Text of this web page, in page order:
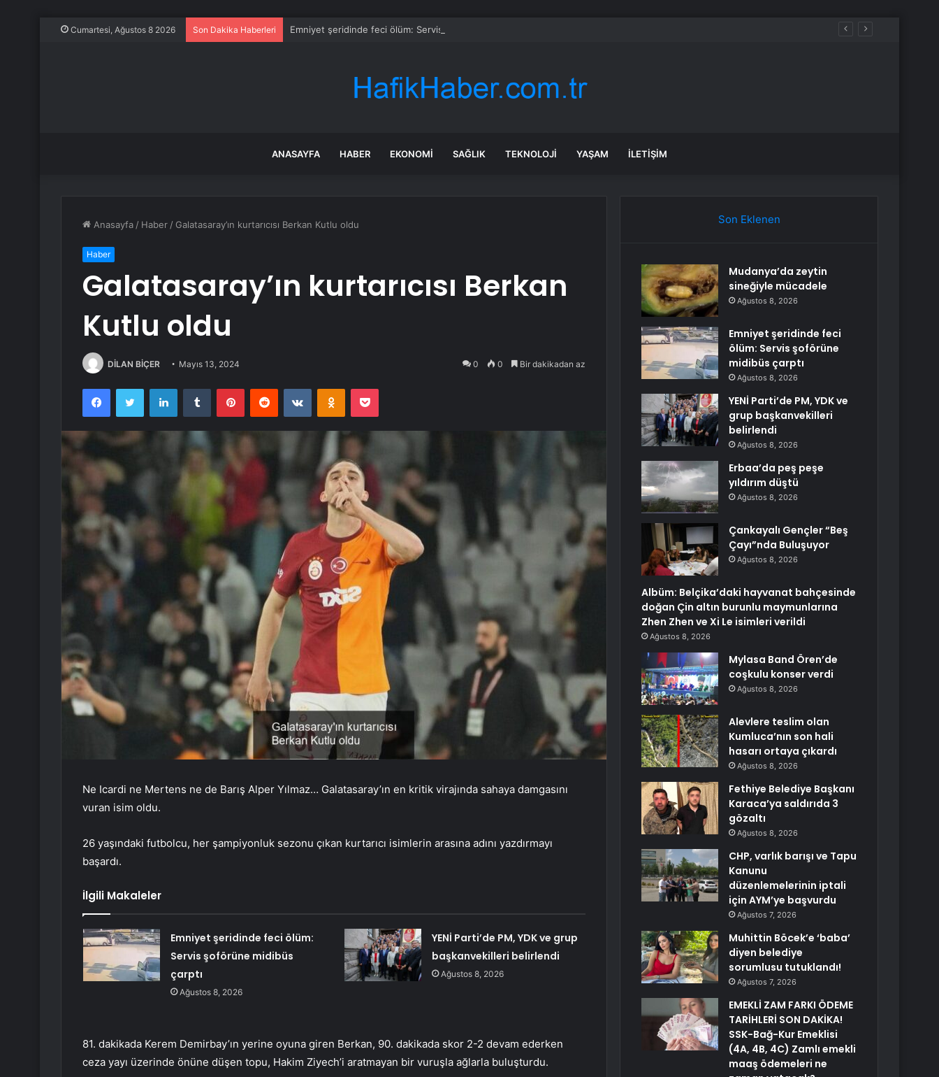
Cumartesi, Ağustos 8 2026 Son Dakika Haberleri Emniyet şeridinde feci ölüm: Servis şoförüne midibüs çarptı
ANASAYFA HABER EKONOMI SAĞLIK TEKNOLOJI YAŞAM İLETIŞIM
Anasayfa / Haber / Galatasaray’ın kurtarıcısı Berkan Kutlu oldu
Haber
Galatasaray’ın kurtarıcısı Berkan
Kutlu oldu
DİLAN BİÇER Mayıs 13, 2024 0 0 Bir dakikadan az
FacebookTwitter LinkedInTumblr PinterestReddit VKontakteOdnoklassniki
Pocket
Ne Icardi ne Mertens ne de Barış Alper Yılmaz… Galatasaray’ın en kritik virajında sahaya damgasını
vuran isim oldu.
26 yaşındaki futbolcu, her şampiyonluk sezonu çıkan kurtarıcı isimlerin arasına adını yazdırmayı
başardı.
İlgili Makaleler
Emniyet şeridinde feci ölüm:
Servis şoförüne midibüs
çarptı
Ağustos 8, 2026
YENİ Parti’de PM, YDK ve grup
başkanvekilleri belirlendi
Ağustos 8, 2026
81. dakikada Kerem Demirbay’ın yerine oyuna giren Berkan, 90. dakikada skor 2-2 devam ederken
ceza yayı üzerinde önüne düşen topu, Hakim Ziyech’i aratmayan bir vuruşla ağlarla buluşturdu.
Son Eklenen
Mudanya’da zeytin
sineğiyle mücadele
Ağustos 8, 2026
Emniyet şeridinde feci
ölüm: Servis şoförüne
midibüs çarptı
Ağustos 8, 2026
YENİ Parti’de PM, YDK ve
grup başkanvekilleri
belirlendi
Ağustos 8, 2026
Erbaa’da peş peşe
yıldırım düştü
Ağustos 8, 2026
Çankayalı Gençler “Beş
Çayı”nda Buluşuyor
Ağustos 8, 2026
Albüm: Belçika’daki hayvanat bahçesinde
doğan Çin altın burunlu maymunlarına
Zhen Zhen ve Xi Le isimleri verildi
Ağustos 8, 2026
Mylasa Band Ören’de
coşkulu konser verdi
Ağustos 8, 2026
Alevlere teslim olan
Kumluca’nın son hali
hasarı ortaya çıkardı
Ağustos 8, 2026
Fethiye Belediye Başkanı
Karaca’ya saldırıda 3
gözaltı
Ağustos 8, 2026
CHP, varlık barışı ve Tapu
Kanunu
düzenlemelerinin iptali
için AYM’ye başvurdu
Ağustos 7, 2026
Muhittin Böcek’e ‘baba’
diyen belediye
sorumlusu tutuklandı!
Ağustos 7, 2026
EMEKLİ ZAM FARKI ÖDEME
TARİHLERİ SON DAKİKA!
SSK-Bağ-Kur Emeklisi
(4A, 4B, 4C) Zamlı emekli
maaş ödemeleri ne